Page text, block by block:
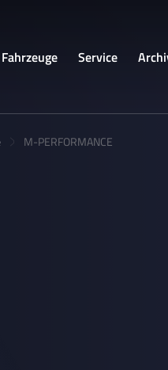
Fahrzeuge Service
M-PERFORMANCE